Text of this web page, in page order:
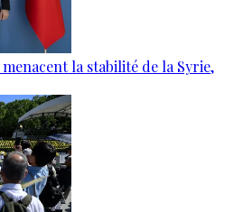
la stabilité de la Syrie,